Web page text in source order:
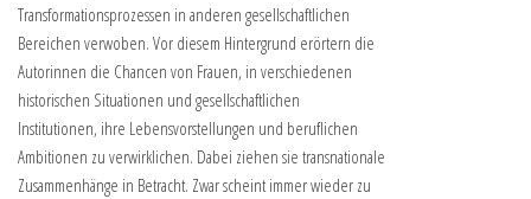
Transformationsprozessen in anderen gesellschaftlichen
Bereichen verwoben. Vor diesem Hintergrund erörtern die
Autorinnen die Chancen von Frauen, in verschiedenen
historischen Situationen und gesellschaftlichen
Institutionen, ihre Lebensvorstellungen und beruflichen
Ambitionen zu verwirklichen. Dabei ziehen sie transnationale
Zusammenhänge in Betracht. Zwar scheint immer wieder zu